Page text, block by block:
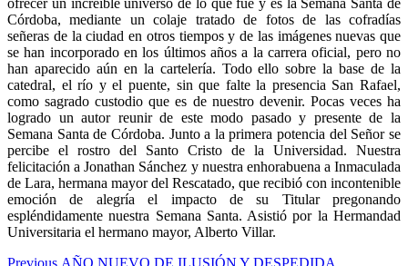
Córdoba, mediante un colaje tratado de fotos de las cofradías
señeras de la ciudad en otros tiempos y de las imágenes nuevas que
se han incorporado en los últimos años a la carrera oficial, pero no
han aparecido aún en la cartelería. Todo ello sobre la base de la
catedral, el río y el puente, sin que falte la presencia San Rafael,
como sagrado custodio que es de nuestro devenir. Pocas veces ha
logrado un autor reunir de este modo pasado y presente de la
Semana Santa de Córdoba. Junto a la primera potencia del Señor se
percibe el rostro del Santo Cristo de la Universidad. Nuestra
felicitación a Jonathan Sánchez y nuestra enhorabuena a Inmaculada
de Lara, hermana mayor del Rescatado, que recibió con incontenible
emoción de alegría el impacto de su Titular pregonando
espléndidamente nuestra Semana Santa. Asistió por la Hermandad
Universitaria el hermano mayor, Alberto Villar.
Previous Previous
AÑO NUEVO DE ILUSIÓN Y DESPEDIDA